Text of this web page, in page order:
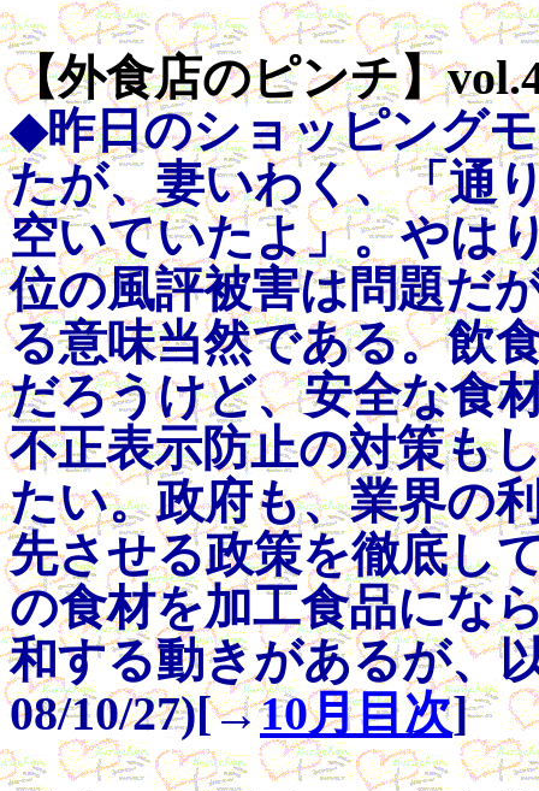
【外食店のピンチ】
◆昨日のショッピング
たが、妻いわく、「通
空いていたよ」。やは
位の風評被害は問題だ
る意味当然である。飲
だろうけど、安全な食
不正表示防止の対策も
たい。政府も、業界の
先させる政策を徹底し
の食材を加工食品にな
和する動きがあるが、
08/10/27)[→10月目次]